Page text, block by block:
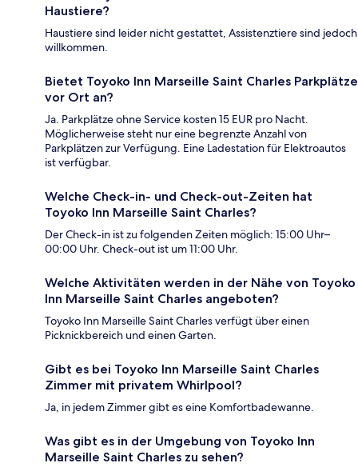
Haustiere?
Haustiere sind leider nicht gestattet, Assistenztiere sind jedoch
willkommen.
Bietet Toyoko Inn Marseille Saint Charles Parkplätze
vor Ort an?
Ja. Parkplätze ohne Service kosten 15 EUR pro Nacht.
Möglicherweise steht nur eine begrenzte Anzahl von
Parkplätzen zur Verfügung. Eine Ladestation für Elektroautos
ist verfügbar.
Welche Check-in- und Check-out-Zeiten hat
Toyoko Inn Marseille Saint Charles?
Der Check-in ist zu folgenden Zeiten möglich: 15:00 Uhr–
00:00 Uhr. Check-out ist um 11:00 Uhr.
Welche Aktivitäten werden in der Nähe von Toyoko
Inn Marseille Saint Charles angeboten?
Toyoko Inn Marseille Saint Charles verfügt über einen
Picknickbereich und einen Garten.
Gibt es bei Toyoko Inn Marseille Saint Charles
Zimmer mit privatem Whirlpool?
Ja, in jedem Zimmer gibt es eine Komfortbadewanne.
Was gibt es in der Umgebung von Toyoko Inn
Marseille Saint Charles zu sehen?